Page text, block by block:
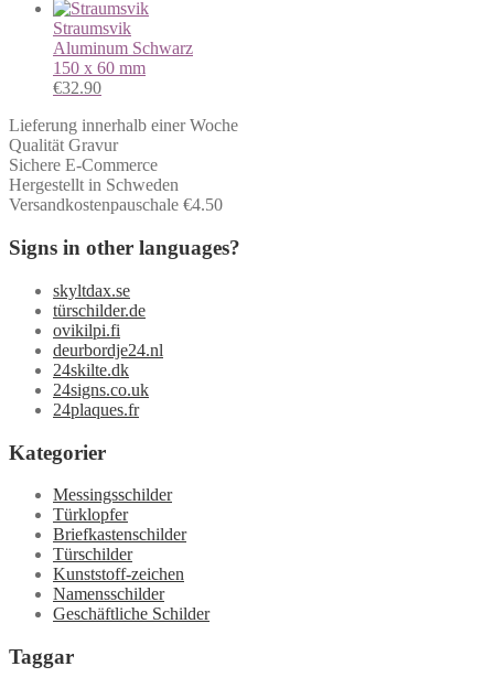
Straumsvik
Aluminum Schwarz
150 x 60 mm
€32.90
Lieferung innerhalb einer Woche
Qualität Gravur
Sichere E-Commerce
Hergestellt in Schweden
Versandkostenpauschale €4.50
Signs in other languages?
skyltdax.se
türschilder.de
ovikilpi.fi
deurbordje24.nl
24skilte.dk
24signs.co.uk
24plaques.fr
Kategorier
Messingsschilder
Türklopfer
Briefkastenschilder
Türschilder
Kunststoff-zeichen
Namensschilder
Geschäftliche Schilder
Taggar